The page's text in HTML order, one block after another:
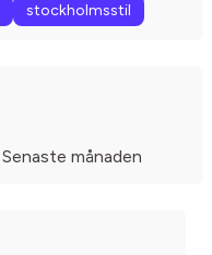
stockholmsstil
Senaste månaden